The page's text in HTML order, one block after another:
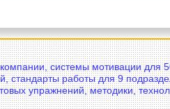
компании, системы мотивации для
стандарты работы для 9
упражнений, методики,